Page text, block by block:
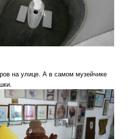
на улице. А в самом музейчике